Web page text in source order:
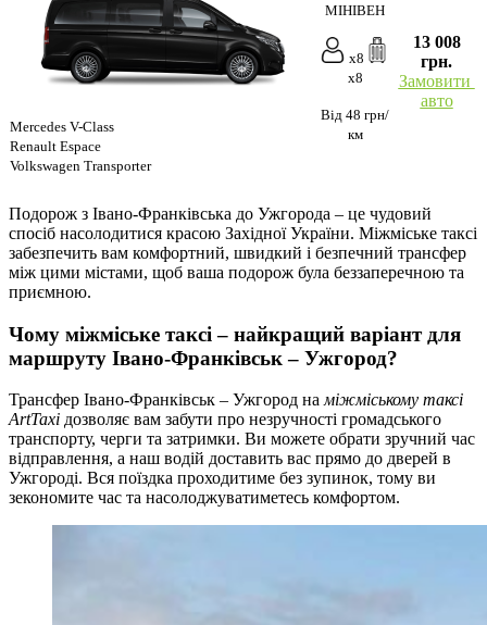
Mercedes V-Class
Renault Espace
Volkswagen Transporter
МІНІВЕН
x8
x8
Від 48 грн/
км
13 008
грн.
Замовити
авто
Подорож з Івано-Франківська до Ужгорода – це чудовий
спосіб насолодитися красою Західної України. Міжміське таксі
забезпечить вам комфортний, швидкий і безпечний трансфер
між цими містами, щоб ваша подорож була беззаперечною та
приємною.
Чому міжміське таксі – найкращий варіант для
маршруту Івано-Франківськ – Ужгород?
Трансфер Івано-Франківськ – Ужгород на міжміському таксі
ArtTaxi дозволяє вам забути про незручності громадського
транспорту, черги та затримки. Ви можете обрати зручний час
відправлення, а наш водій доставить вас прямо до дверей в
Ужгороді. Вся поїздка проходитиме без зупинок, тому ви
зекономите час та насолоджуватиметесь комфортом.